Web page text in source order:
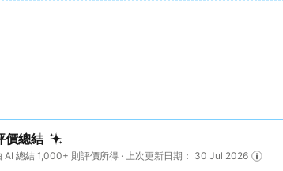
價總結
AI 總結 1,000+ 則評價所得 · 上次更新日期： 30 Jul 2026